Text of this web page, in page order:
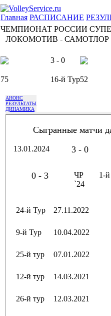
Главная РАСПИСАНИЕ
ЧЕМПИОНАТ РОССИИ
ЛОКОМОТИВ - САМОТЛОР
3 - 0
75 16-й Тур52
АНОНС
РЕЗУЛЬТАТЫ
ДИНАМИКА
Сыгранные матчи
13.01.2024 3 - 0
0 - 3
ЧР
`24
1-
24-й Тур
27.11.2022
9-й Тур
10.04.2022
25-й тур
07.01.2022
12-й тур
14.03.2021
26-й тур
12.03.2021